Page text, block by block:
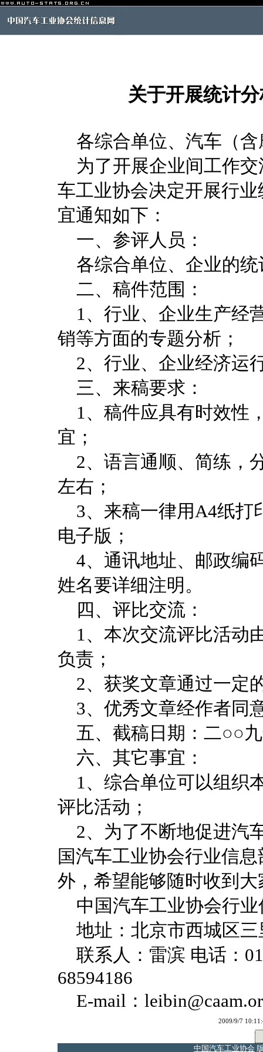
关于开展统计
各综合单位、汽车（含
为了开展企业间工作交
车工业协会决定开展行
宜通知如下：
一、参评人员：
各综合单位、企业的统
二、稿件范围：
1、行业、企业生产经
销等方面的专题分析；
2、行业、企业经济运
三、来稿要求：
1、稿件应具有时效性
宜；
2、语言通顺、简练，
左右；
3、来稿一律用A4纸打
电子版；
4、通讯地址、邮政编
姓名要详细注明。
四、评比交流：
1、本次交流评比活动
负责；
2、获奖文章通过一定
3、优秀文章经作者同
五、截稿日期：二○○
六、其它事宜：
1、综合单位可以组织
评比活动；
2、为了不断地促进汽
国汽车工业协会行业信
外，希望能够随时收到
中国汽车工业协会行业
地址：北京市西城区三
联系人：雷滨 电话：
68594186
E-mail：
2009/9/7
中国汽车工业协会